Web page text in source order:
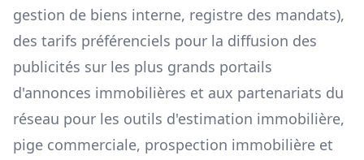
gestion de biens interne, registre des mandats),
des tarifs préférenciels pour la diffusion des
publicités sur les plus grands portails
d'annonces immobilières et aux partenariats du
réseau pour les outils d'estimation immobilière,
pige commerciale, prospection immobilière et